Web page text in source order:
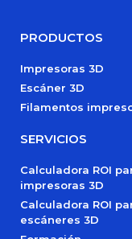
PRODUCTOS
Impresoras 3D
Escáner 3D
Filamentos
SERVICIOS
Calculadora ROI
impresoras 3D
Calculadora ROI
escáneres 3D